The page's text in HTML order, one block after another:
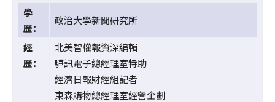
學
歷：
政治大學新聞研究所
經
歷：
北美智權報資深編輯
驊訊電子總經理室特助
經濟日報財經組記者
東森購物總經理室經營企劃